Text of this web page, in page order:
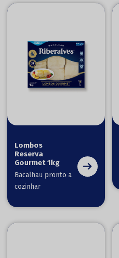
Lombos
Reserva
Gourmet 1kg
Bacalhau pronto a
cozinhar